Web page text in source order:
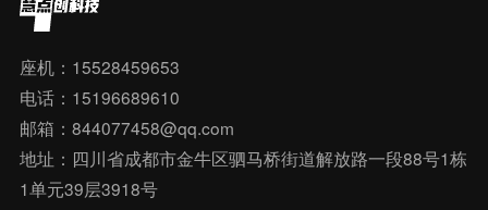
座机：15528459653
电话：15196689610
邮箱：844077458@qq.com
地址：四川省成都市金牛区驷马桥街道解放路一段88号1栋
1单元39层3918号